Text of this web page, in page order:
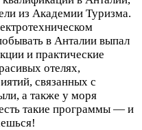
из Академии Туризма.
в Анталии выпал
и практические
отелях,
связанных с
а также у моря
такие программы — и